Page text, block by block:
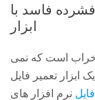
فشرده فاسد با
ابزار
خراب است که نمی
ابزار تعمیر فایل
نرم افزار های